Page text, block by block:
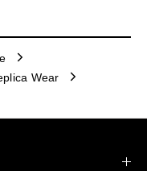
Wear